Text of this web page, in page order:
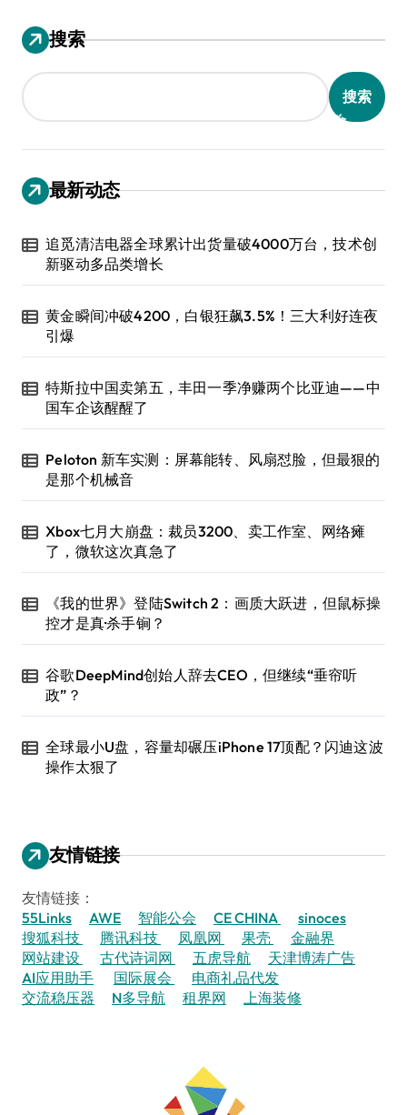
搜索
搜索
最新动态
追觅清洁电器全球累计出货量破4000万台，技术创
新驱动多品类增长
黄金瞬间冲破4200，白银狂飙3.5%！三大利好连夜
引爆
特斯拉中国卖第五，丰田一季净赚两个比亚迪——中
国车企该醒醒了
Peloton 新车实测：屏幕能转、风扇怼脸，但最狠的
是那个机械音
Xbox七月大崩盘：裁员3200、卖工作室、网络瘫
了，微软这次真急了
《我的世界》登陆Switch 2：画质大跃进，但鼠标操
控才是真·杀手锏？
谷歌DeepMind创始人辞去CEO，但继续“垂帘听
政”？
全球最小U盘，容量却碾压iPhone 17顶配？闪迪这波
操作太狠了
友情链接
友情链接：
55Links
AWE 智能公会 CE CHINA
sinoces
搜狐科技
腾讯科技 凤凰网 果壳
金融界
网站建设
古代诗词网 五虎导航
天津博涛广告
AI应用助手
国际展会
电商礼品代发
交流稳压器
N多导航 租界网 上海装修